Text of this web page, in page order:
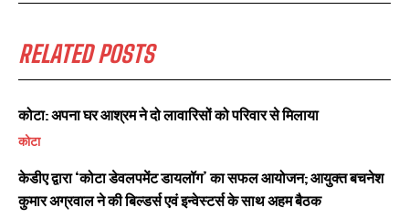
RELATED POSTS
कोटा: अपना घर आश्रम ने दो लावारिसों को परिवार से मिलाया
कोटा
केडीए द्वारा ‘कोटा डेवलपमेंट डायलॉग’ का सफल आयोजन; आयुक्त बचनेश
कुमार अग्रवाल ने की बिल्डर्स एवं इन्वेस्टर्स के साथ अहम बैठक